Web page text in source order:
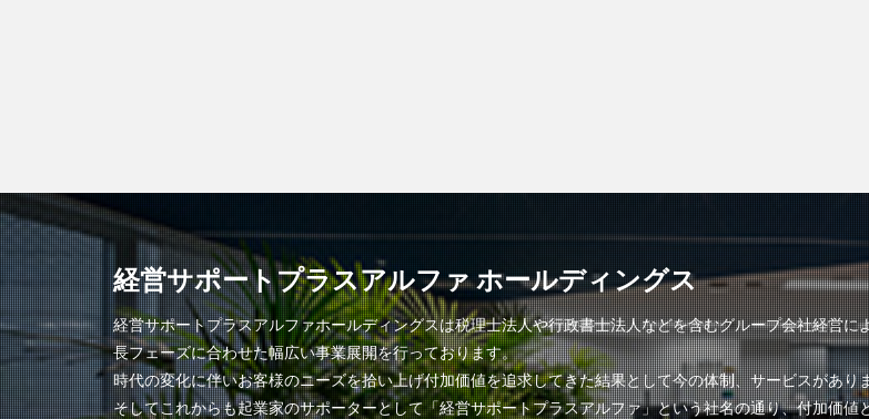
経営サポートプラスアルファ ホールディングス
経営サポートプラスアルファホールディングスは税理士法人や行政書士法人などを含むグループ会社経営
長フェーズに合わせた幅広い事業展開を行っております。
時代の変化に伴いお客様のニーズを拾い上げ付加価値を追求してきた結果として今の体制、サービスがあり
そしてこれからも起業家のサポーターとして「経営サポートプラスアルファ」という社名の通り、付加価